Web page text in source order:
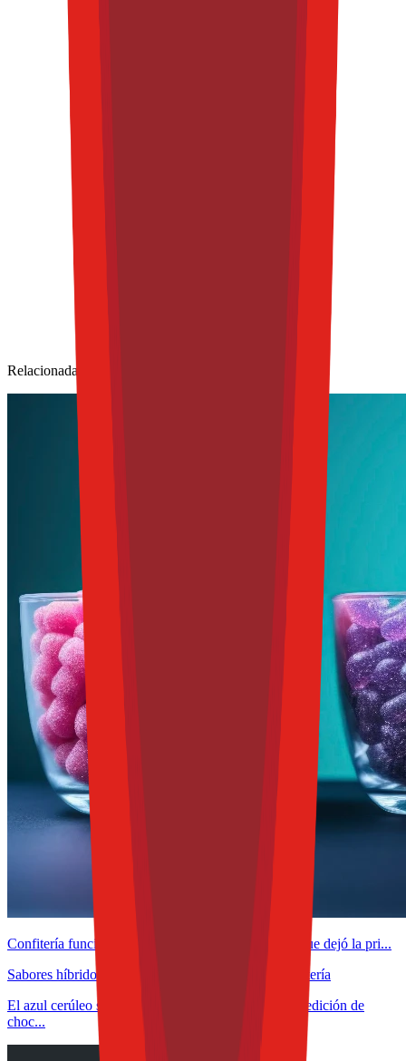
Relacionadas
Confitería funcional con nootrópicos: las lecciones que dejó la pri...
Sabores híbridos marcan tendencia en el sector confitería
El azul cerúleo se convierte en tendencia con nueva edición de
choc...